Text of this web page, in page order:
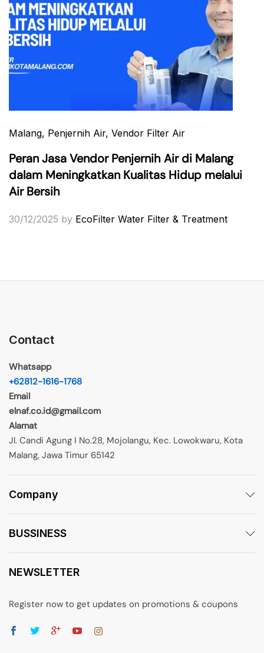
Malang, Penjernih Air, Vendor Filter Air
Peran Jasa Vendor Penjernih Air di Malang
dalam Meningkatkan Kualitas Hidup melalui
Air Bersih
30/12/2025 by EcoFilter Water Filter & Treatment
Contact
Whatsapp
+62812-1616-1768
Email
elnaf.co.id@gmail.com
Alamat
Jl. Candi Agung I No.28, Mojolangu, Kec. Lowokwaru, Kota
Malang, Jawa Timur 65142
Company
BUSSINESS
NEWSLETTER
Register now to get updates on promotions & coupons